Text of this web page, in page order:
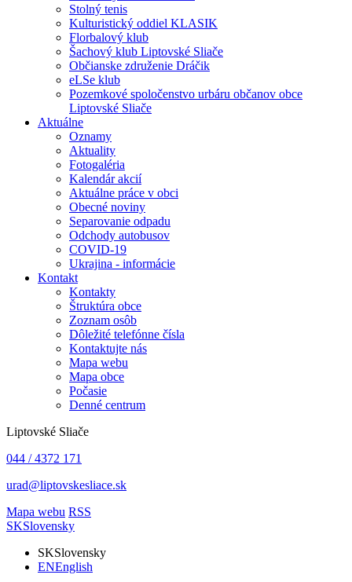
Stolný tenis
Kulturistický oddiel KLASIK
Florbalový klub
Šachový klub Liptovské Sliače
Občianske združenie Dráčik
eLSe klub
Pozemkové spoločenstvo urbáru občanov obce
Liptovské Sliače
Aktuálne
Oznamy
Aktuality
Fotogaléria
Kalendár akcií
Aktuálne práce v obci
Obecné noviny
Separovanie odpadu
Odchody autobusov
COVID-19
Ukrajina - informácie
Kontakt
Kontakty
Štruktúra obce
Zoznam osôb
Dôležité telefónne čísla
Kontaktujte nás
Mapa webu
Mapa obce
Počasie
Denné centrum
Liptovské Sliače
044 / 4372 171
urad@liptovskesliace.sk
Mapa webu RSS
SKSlovensky
SKSlovensky
ENEnglish